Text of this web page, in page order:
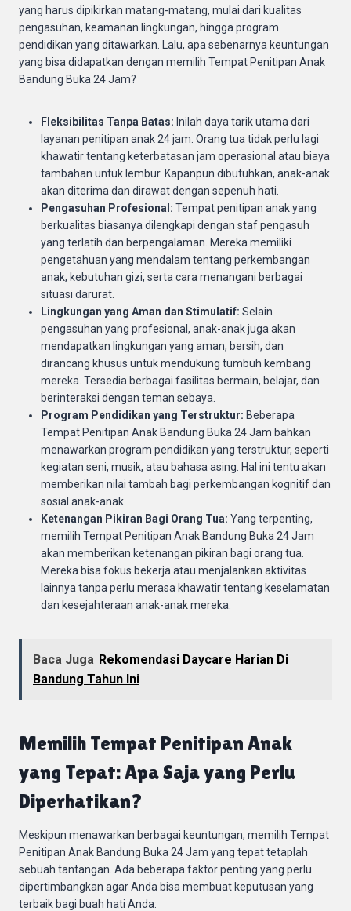
yang harus dipikirkan matang-matang, mulai dari kualitas
pengasuhan, keamanan lingkungan, hingga program
pendidikan yang ditawarkan. Lalu, apa sebenarnya keuntungan
yang bisa didapatkan dengan memilih Tempat Penitipan Anak
Bandung Buka 24 Jam?
Fleksibilitas Tanpa Batas: Inilah daya tarik utama dari
layanan penitipan anak 24 jam. Orang tua tidak perlu lagi
khawatir tentang keterbatasan jam operasional atau biaya
tambahan untuk lembur. Kapanpun dibutuhkan, anak-anak
akan diterima dan dirawat dengan sepenuh hati.
Pengasuhan Profesional: Tempat penitipan anak yang
berkualitas biasanya dilengkapi dengan staf pengasuh
yang terlatih dan berpengalaman. Mereka memiliki
pengetahuan yang mendalam tentang perkembangan
anak, kebutuhan gizi, serta cara menangani berbagai
situasi darurat.
Lingkungan yang Aman dan Stimulatif: Selain
pengasuhan yang profesional, anak-anak juga akan
mendapatkan lingkungan yang aman, bersih, dan
dirancang khusus untuk mendukung tumbuh kembang
mereka. Tersedia berbagai fasilitas bermain, belajar, dan
berinteraksi dengan teman sebaya.
Program Pendidikan yang Terstruktur: Beberapa
Tempat Penitipan Anak Bandung Buka 24 Jam bahkan
menawarkan program pendidikan yang terstruktur, seperti
kegiatan seni, musik, atau bahasa asing. Hal ini tentu akan
memberikan nilai tambah bagi perkembangan kognitif dan
sosial anak-anak.
Ketenangan Pikiran Bagi Orang Tua: Yang terpenting,
memilih Tempat Penitipan Anak Bandung Buka 24 Jam
akan memberikan ketenangan pikiran bagi orang tua.
Mereka bisa fokus bekerja atau menjalankan aktivitas
lainnya tanpa perlu merasa khawatir tentang keselamatan
dan kesejahteraan anak-anak mereka.
Baca Juga Rekomendasi Daycare Harian Di
Bandung Tahun Ini
Memilih Tempat Penitipan Anak
yang Tepat: Apa Saja yang Perlu
Diperhatikan?
Meskipun menawarkan berbagai keuntungan, memilih Tempat
Penitipan Anak Bandung Buka 24 Jam yang tepat tetaplah
sebuah tantangan. Ada beberapa faktor penting yang perlu
dipertimbangkan agar Anda bisa membuat keputusan yang
terbaik bagi buah hati Anda: